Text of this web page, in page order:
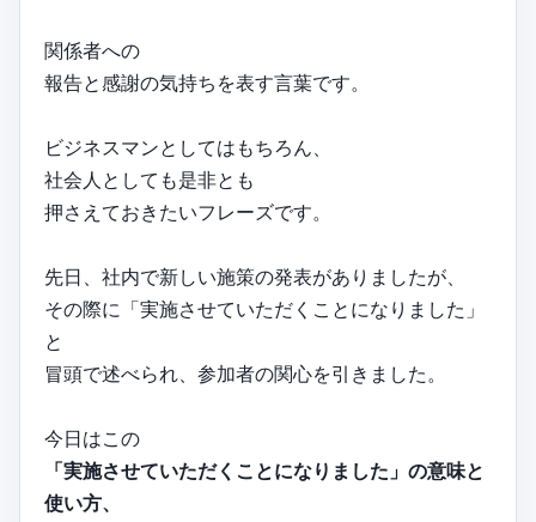
関係者への
報告と感謝の気持ちを表す言葉です。
ビジネスマンとしてはもちろん、
社会人としても是非とも
押さえておきたいフレーズです。
先日、社内で新しい施策の発表がありましたが、
その際に「実施させていただくことになりました」
と
冒頭で述べられ、参加者の関心を引きました。
今日はこの
「実施させていただくことになりました」の意味と
使い方、